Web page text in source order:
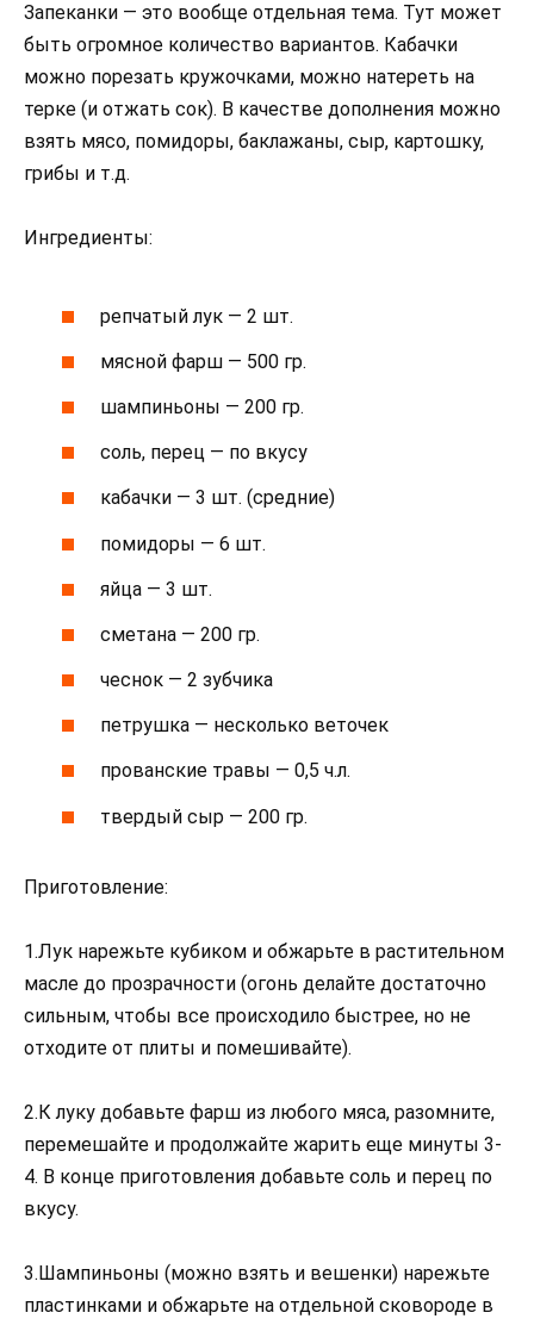
Запеканки — это вообще отдельная тема. Тут может
быть огромное количество вариантов. Кабачки
можно порезать кружочками, можно натереть на
терке (и отжать сок). В качестве дополнения можно
взять мясо, помидоры, баклажаны, сыр, картошку,
грибы и т.д.
Ингредиенты:
репчатый лук — 2 шт.
мясной фарш — 500 гр.
шампиньоны — 200 гр.
соль, перец — по вкусу
кабачки — 3 шт. (средние)
помидоры — 6 шт.
яйца — 3 шт.
сметана — 200 гр.
чеснок — 2 зубчика
петрушка — несколько веточек
прованские травы — 0,5 ч.л.
твердый сыр — 200 гр.
Приготовление:
1.Лук нарежьте кубиком и обжарьте в растительном
масле до прозрачности (огонь делайте достаточно
сильным, чтобы все происходило быстрее, но не
отходите от плиты и помешивайте).
2.К луку добавьте фарш из любого мяса, разомните,
перемешайте и продолжайте жарить еще минуты 3-
4. В конце приготовления добавьте соль и перец по
вкусу.
3.Шампиньоны (можно взять и вешенки) нарежьте
пластинками и обжарьте на отдельной сковороде в